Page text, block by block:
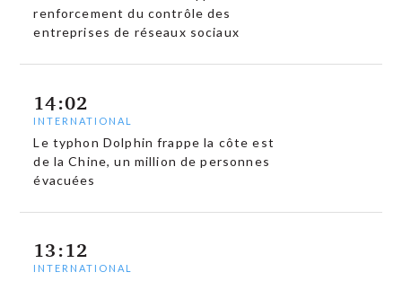
renforcement du contrôle des
entreprises de réseaux sociaux
14:02
INTERNATIONAL
Le typhon Dolphin frappe la côte est
de la Chine, un million de personnes
évacuées
13:12
INTERNATIONAL